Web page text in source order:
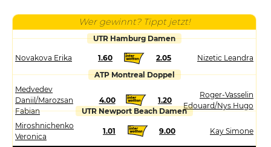
Wer gewinnt? Tippt jetzt!
UTR Hamburg Damen
Novakova Erika 1.60 2.05
Nizetic Leandra
ATP Montreal Doppel
Medvedev
Daniil/Marozsan
Fabian
4.00 1.20
Roger-Vasselin
Edouard/Nys Hugo
UTR Newport Beach Damen
Miroshnichenko
Veronica
1.01 9.00 Kay Simone